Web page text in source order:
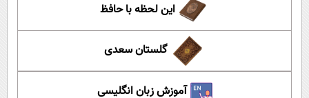
این لحظه با حافظ
گلستان سعدی
آموزش زبان انگلیسی